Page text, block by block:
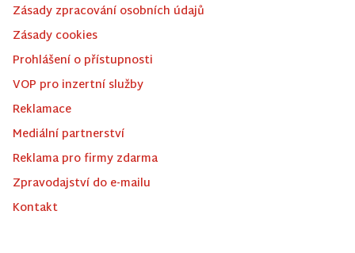
Zásady zpracování osobních údajů
Zásady cookies
Prohlášení o přístupnosti
VOP pro inzertní služby
Reklamace
Mediální partnerství
Reklama pro firmy zdarma
Zpravodajství do e-mailu
Kontakt